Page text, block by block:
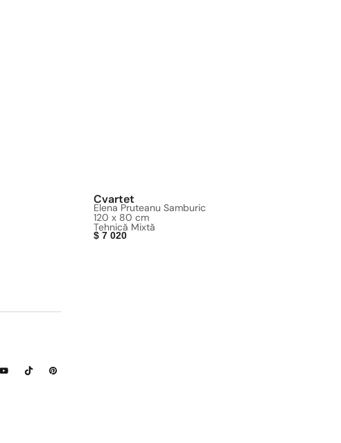
Cvartet
Elena Pruteanu Samburic
120 x 80 cm
Tehnică Mixtă
$ 7 020